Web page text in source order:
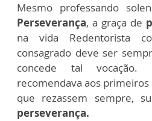
Mesmo professando
Perseverança, a graça de
na vida Redentorista
consagrado deve ser
concede tal vocação.
recomendava aos
que rezassem sempre,
perseverança.